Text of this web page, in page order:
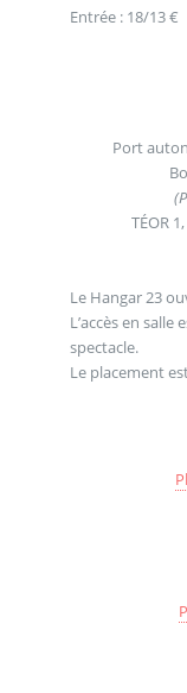
Entrée : 18/13 €
Port
TÉOR
Le Hangar 23
L’accès en
spectacle.
Le placement